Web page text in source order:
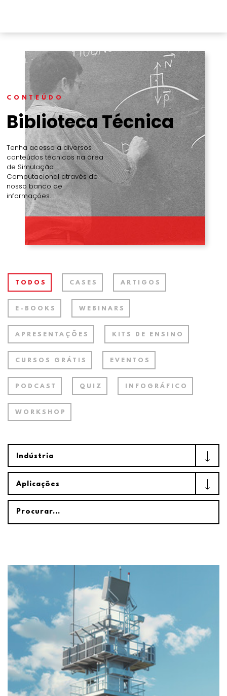
CONTEÚDO
Biblioteca Técnica
Tenha acesso a diversos
conteúdos técnicos na área
de Simulação
Computacional através de
nosso banco de
informações.
TODOS CASES ARTIGOS
E-BOOKS WEBINARS
APRESENTAÇÕES KITS DE ENSINO
CURSOS GRÁTIS EVENTOS
PODCAST QUIZ INFOGRÁFICO
WORKSHOP
Indústria
Aplicações